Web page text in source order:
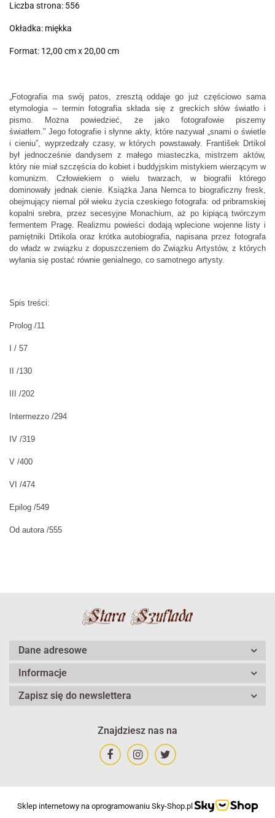
Liczba strona: 556
Okładka: miękka
Format: 12,00 cm x 20,00 cm
„Fotografia ma swój patos, zresztą oddaje go już częściowo sama
etymologia – termin fotografia składa się z greckich słów światło i
pismo. Można powiedzieć, że jako fotografowie piszemy
światłem.” Jego fotografie i słynne akty, które nazywał „snami o świetle
i cieniu”, wyprzedzały czasy, w których powstawały. František Drtikol
był jednocześnie dandysem z małego miasteczka, mistrzem aktów,
który nie miał szczęścia do kobiet i buddyjskim mistykiem wierzącym w
komunizm. Człowiekiem o wielu twarzach, w biografii którego
dominowały jednak cienie. Książka Jana Nemca to biograficzny fresk,
obejmujący niemal pół wieku życia czeskiego fotografa: od pribramskiej
kopalni srebra, przez secesyjne Monachium, aż po kipiącą twórczym
fermentem Pragę. Realizmu powieści dodają wplecione wojenne listy i
pamiętniki Drtikola oraz krótka autobiografia, napisana przez fotografa
do władz w związku z dopuszczeniem do Związku Artystów, z których
wyłania się postać równie genialnego, co samotnego artysty.
Spis treści:
Prolog /11
I / 57
II /130
III /202
Intermezzo /294
IV /319
V /400
VI /474
Epilog /549
Od autora /555
Dane adresowe
Informacje
Zapisz się do newslettera
Znajdziesz nas na
Sklep internetowy na oprogramowaniu Sky-Shop.pl